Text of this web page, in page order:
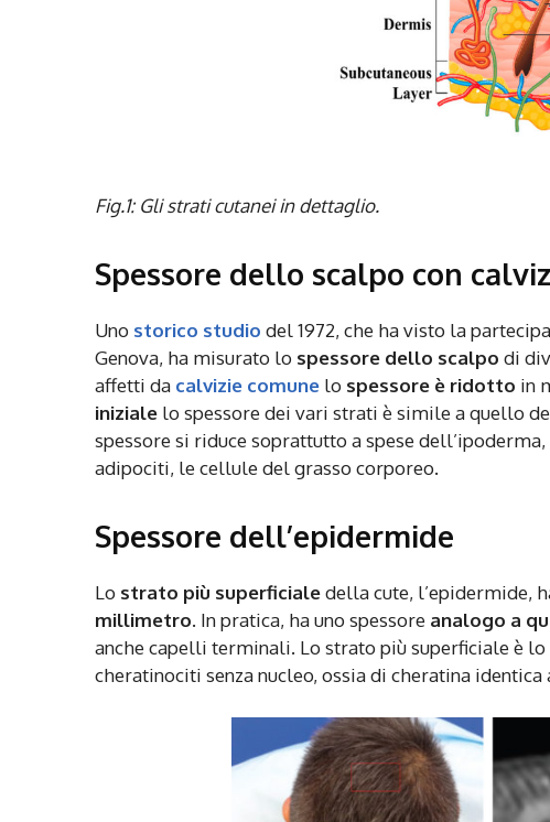
Fig.1: Gli strati cutanei in dettaglio.
Spessore dello scalpo con
Uno storico studio del 1972, che ha visto la
Genova, ha misurato lo spessore dello scalpo di
affetti da calvizie comune lo spessore è ridotto in
iniziale lo spessore dei vari strati è simile a quello
spessore si riduce soprattutto a spese
adipociti, le cellule del grasso corporeo.
Spessore dell’epidermide
Lo strato più superficialedella cute, l’epidermide,
millimetro. In pratica, ha uno spessore analogo a
anche capelli terminali. Lo strato più superficiale è lo
cheratinociti senza nucleo, ossia di cheratina